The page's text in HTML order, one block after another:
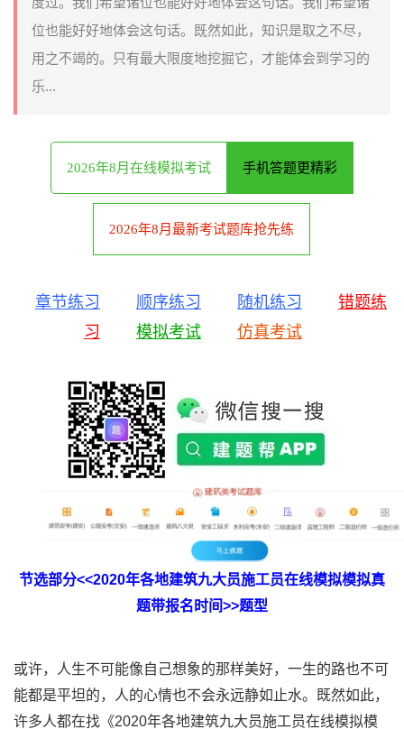
位也能好好地体会这句话。既然如此，知识是取之不尽，
用之不竭的。只有最大限度地挖掘它，才能体会到学习的
乐...
2026年8月在线模拟考试 手机答题更精彩
2026年8月最新考试题库抢先练
章节练习 顺序练习 随机练习
错题练
习
模拟考试 仿真考试
节选部分<<2020年各地建筑九大员施工员在线模拟模拟真
题带报名时间>>题型
或许，人生不可能像自己想象的那样美好，一生的路也不可
能都是平坦的，人的心情也不会永远静如止水。既然如此，
许多人都在找《2020年各地建筑九大员施工员在线模拟模